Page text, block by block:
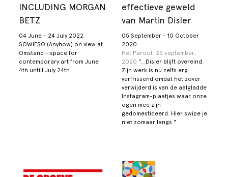
INCLUDING MORGAN
BETZ
04 June - 24 July 2022
SOWIESO (Anyhow) on view at
Omstand - space for
contemporary art from June
4th untill July 24th.
effectieve geweld
van Martin Disler
05 September - 10 October
2020
Het Parool, 25 september,
2020 "...Disler blijft overeind.
Zijn werk is nu zelfs erg
verfrissend omdat het zover
verwijderd is van de aalgladde
Instagram-plaatjes waar onze
ogen mee zijn
gedomesticeerd. Hier swipe je
niet zomaar langs."